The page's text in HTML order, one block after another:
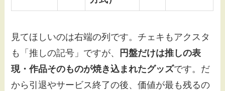
見てほしいのは右端の列です。チェキもアクスタ
も「推しの記号」ですが、
円盤だけは推しの表
現・作品そのものが焼き込まれたグッズです。だ
から引退やサービス終了の後、価値が最も残るの